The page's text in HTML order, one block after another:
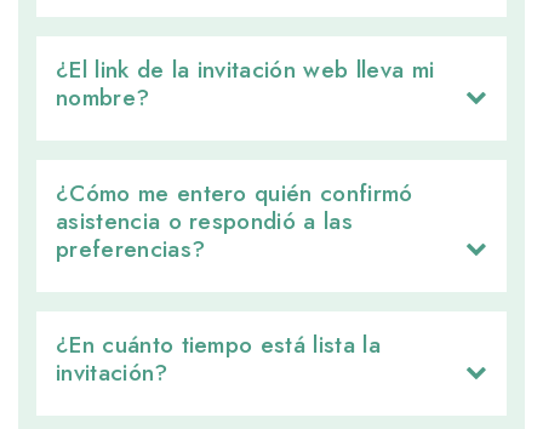
¿El link de la invitación web lleva mi
nombre?
¿Cómo me entero quién confirmó
asistencia o respondió a las
preferencias?
¿En cuánto tiempo está lista la
invitación?